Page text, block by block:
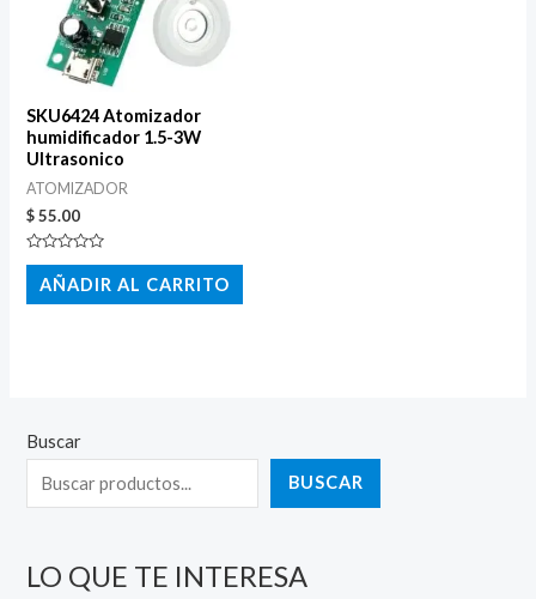
SKU6424 Atomizador
humidificador 1.5-3W
Ultrasonico
ATOMIZADOR
$55.00
Valorado
con
de
AÑADIR AL CARRITO
Buscar
BUSCAR
LO QUE TE INTERESA